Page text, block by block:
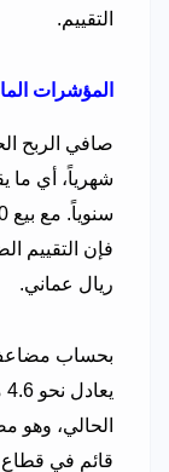
التقييم.
المؤشرات
ريال عماني.
بحساب مضاعف
الحالي،
قائم في قطاع